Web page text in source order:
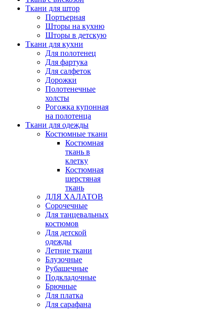
Ткани для штор
Портьерная
Шторы на кухню
Шторы в детскую
Ткани для кухни
Для полотенец
Для фартука
Для салфеток
Дорожки
Полотенечные
холсты
Рогожка купонная
на полотенца
Ткани для одежды
Костюмные ткани
Костюмная
ткань в
клетку
Костюмная
шерстяная
ткань
ДЛЯ ХАЛАТОВ
Сорочечные
Для танцевальных
костюмов
Для детской
одежды
Летние ткани
Блузочные
Рубашечные
Подкладочные
Брючные
Для платка
Для сарафана